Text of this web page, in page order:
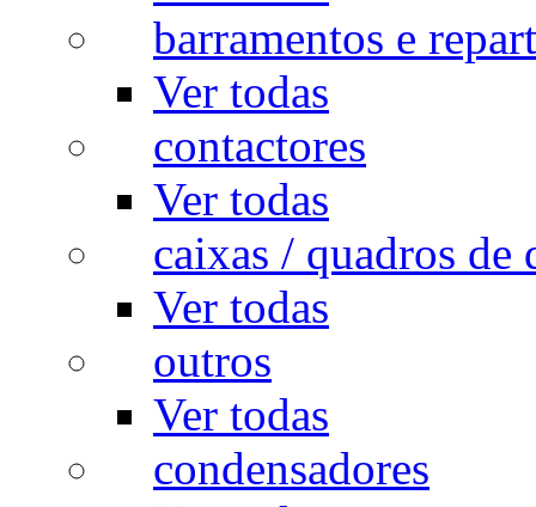
barramentos e
Ver todas
contactores
Ver todas
caixas / quadros de
Ver todas
outros
Ver todas
condensadores